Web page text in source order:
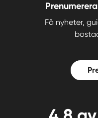
Få nyheter,